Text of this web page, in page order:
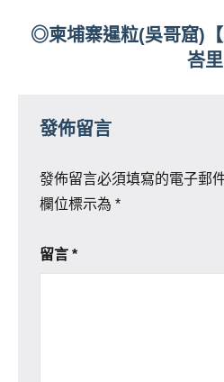
覽
◎柬埔寨暹粒(吳哥窟)【
峇
發佈留言
發佈留言必須填寫的電子郵
欄位標示為 *
留言 *